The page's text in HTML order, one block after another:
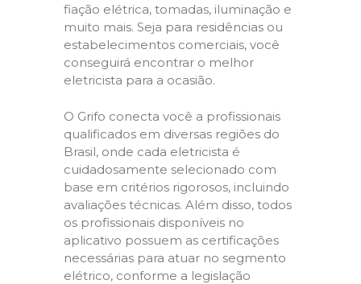
fiação elétrica, tomadas, iluminação e
muito mais. Seja para residências ou
estabelecimentos comerciais, você
conseguirá encontrar o melhor
eletricista para a ocasião.
O Grifo conecta você a profissionais
qualificados em diversas regiões do
Brasil, onde cada eletricista é
cuidadosamente selecionado com
base em critérios rigorosos, incluindo
avaliações técnicas. Além disso, todos
os profissionais disponíveis no
aplicativo possuem as certificações
necessárias para atuar no segmento
elétrico, conforme a legislação